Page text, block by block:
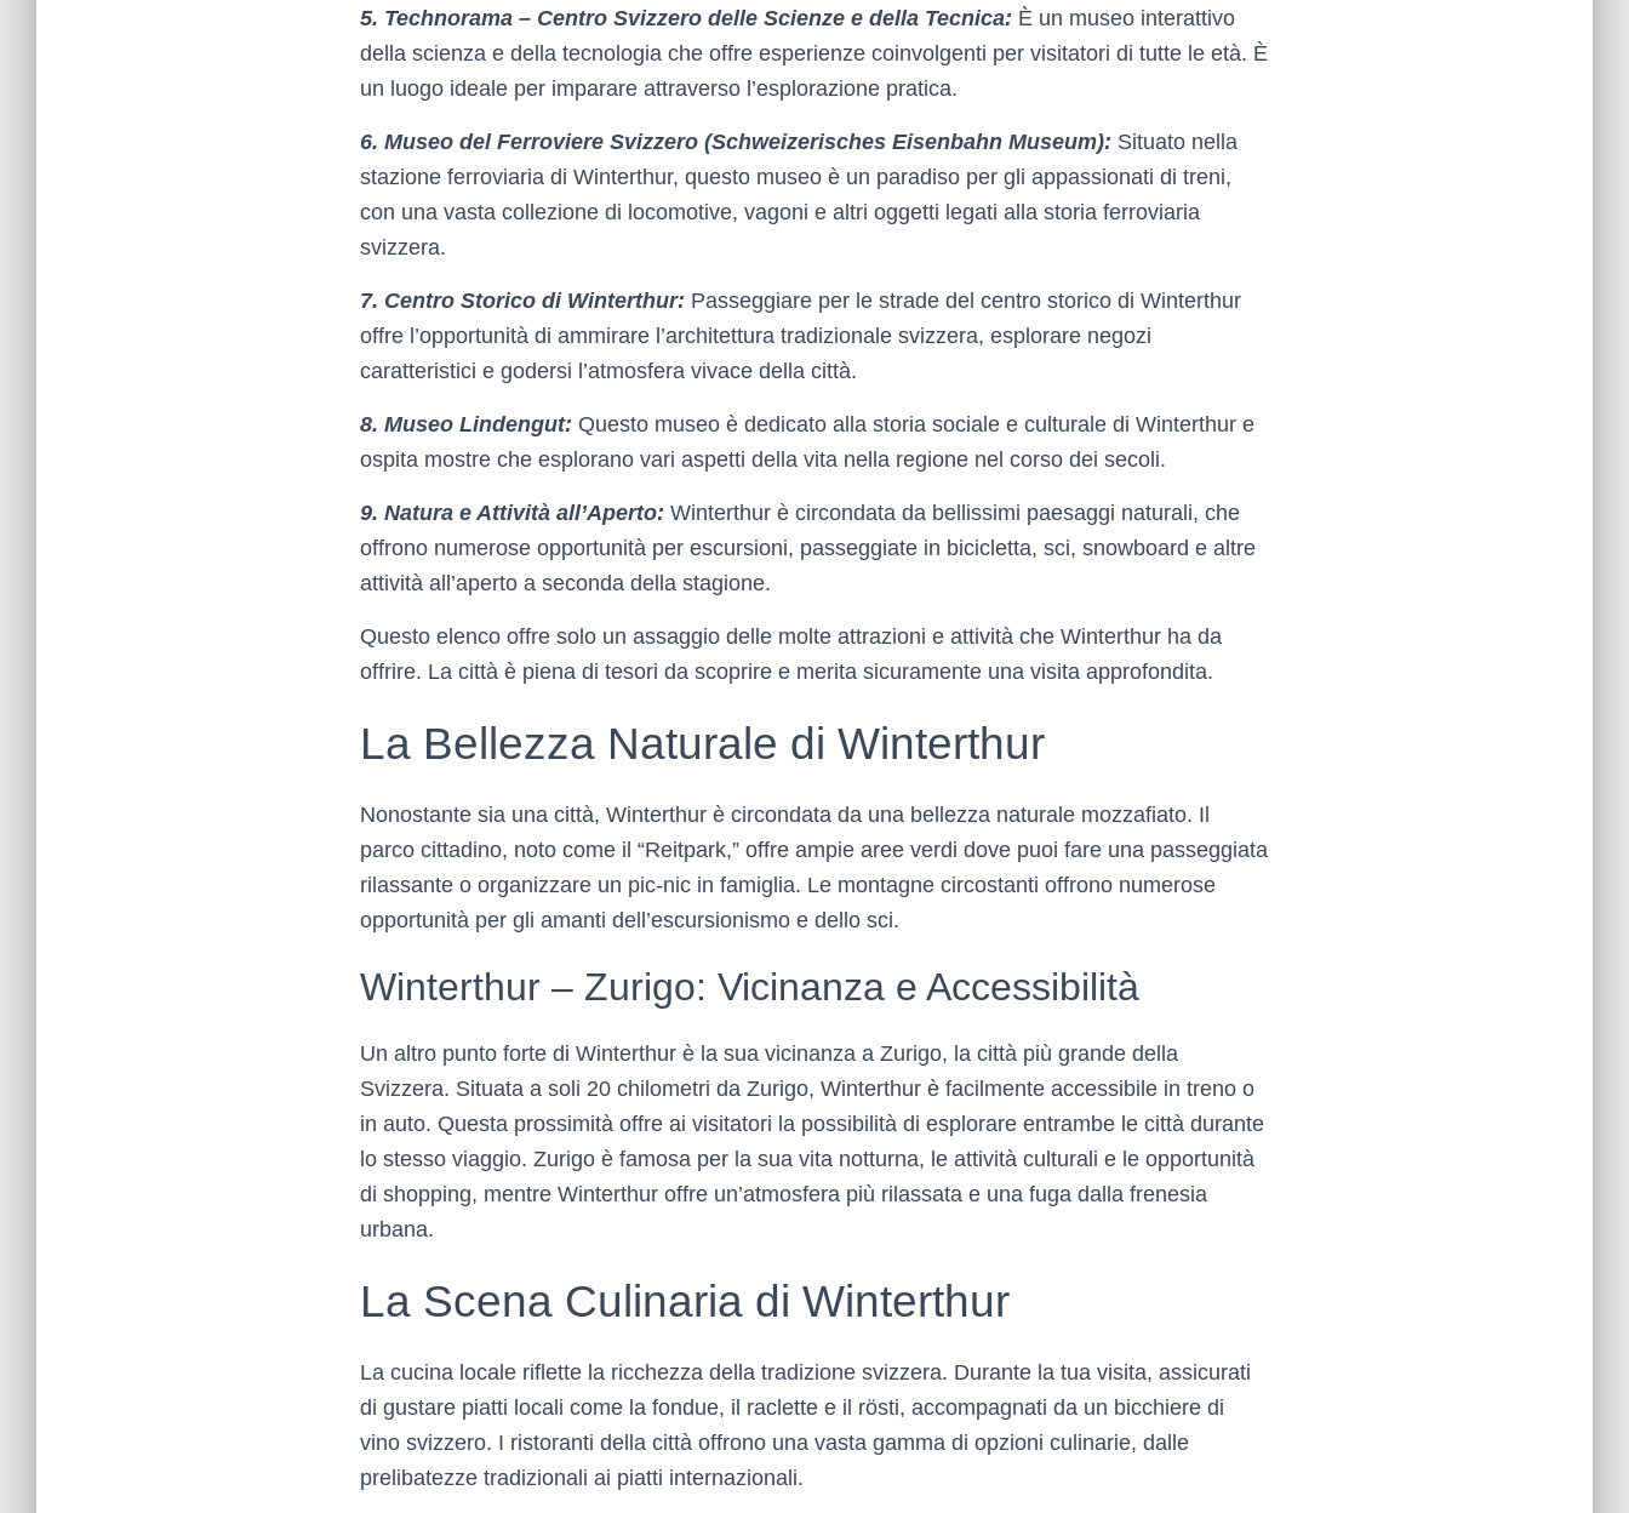
5. Technorama – Centro Svizzero delle Scienze e della Tecnica: È un museo interattivo
della scienza e della tecnologia che offre esperienze coinvolgenti per visitatori di tutte le età. È
un luogo ideale per imparare attraverso l’esplorazione pratica.
6. Museo del Ferroviere Svizzero (Schweizerisches Eisenbahn Museum): Situato nella
stazione ferroviaria di Winterthur, questo museo è un paradiso per gli appassionati di treni,
con una vasta collezione di locomotive, vagoni e altri oggetti legati alla storia ferroviaria
svizzera.
7. Centro Storico di Winterthur: Passeggiare per le strade del centro storico di Winterthur
offre l’opportunità di ammirare l’architettura tradizionale svizzera, esplorare negozi
caratteristici e godersi l’atmosfera vivace della città.
8. Museo Lindengut: Questo museo è dedicato alla storia sociale e culturale di Winterthur e
ospita mostre che esplorano vari aspetti della vita nella regione nel corso dei secoli.
9. Natura e Attività all’Aperto: Winterthur è circondata da bellissimi paesaggi naturali, che
offrono numerose opportunità per escursioni, passeggiate in bicicletta, sci, snowboard e altre
attività all’aperto a seconda della stagione.
Questo elenco offre solo un assaggio delle molte attrazioni e attività che Winterthur ha da
offrire. La città è piena di tesori da scoprire e merita sicuramente una visita approfondita.
La Bellezza Naturale di Winterthur
Nonostante sia una città, Winterthur è circondata da una bellezza naturale mozzafiato. Il
parco cittadino, noto come il “Reitpark,” offre ampie aree verdi dove puoi fare una passeggiata
rilassante o organizzare un pic-nic in famiglia. Le montagne circostanti offrono numerose
opportunità per gli amanti dell’escursionismo e dello sci.
Winterthur – Zurigo: Vicinanza e Accessibilità
Un altro punto forte di Winterthur è la sua vicinanza a Zurigo, la città più grande della
Svizzera. Situata a soli 20 chilometri da Zurigo, Winterthur è facilmente accessibile in treno o
in auto. Questa prossimità offre ai visitatori la possibilità di esplorare entrambe le città durante
lo stesso viaggio. Zurigo è famosa per la sua vita notturna, le attività culturali e le opportunità
di shopping, mentre Winterthur offre un’atmosfera più rilassata e una fuga dalla frenesia
urbana.
La Scena Culinaria di Winterthur
La cucina locale riflette la ricchezza della tradizione svizzera. Durante la tua visita, assicurati
di gustare piatti locali come la fondue, il raclette e il rösti, accompagnati da un bicchiere di
vino svizzero. I ristoranti della città offrono una vasta gamma di opzioni culinarie, dalle
prelibatezze tradizionali ai piatti internazionali.